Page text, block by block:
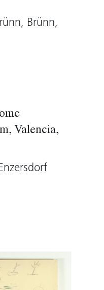
wirken.
und
Malerei,
Brünn,
Valencia,